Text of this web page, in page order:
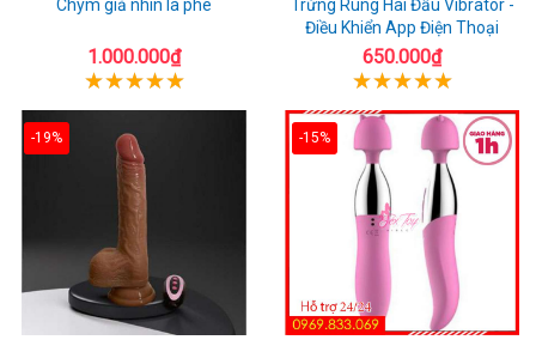
Chym giả nhìn là phê
1.000.000₫
Trứng Rung Hai Đầu Vibrator -
Điều Khiển App Điện Thoại
650.000₫
-19% -15%